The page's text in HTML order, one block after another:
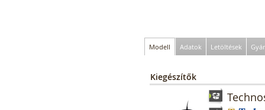
Modell Adatok Letöltések
Kiegészítők